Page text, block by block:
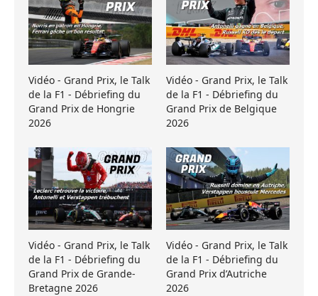
Vidéo - Grand Prix, le Talk
de la F1 - Débriefing du
Grand Prix de Hongrie
2026
Vidéo - Grand Prix, le Talk
de la F1 - Débriefing du
Grand Prix de Belgique
2026
Vidéo - Grand Prix, le Talk
de la F1 - Débriefing du
Grand Prix de Grande-
Bretagne 2026
Vidéo - Grand Prix, le Talk
de la F1 - Débriefing du
Grand Prix d’Autriche
2026